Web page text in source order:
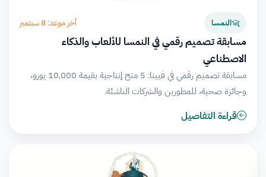
النمسا آخر موعد: 8 سبتمبر
مسابقة تصميم رقمي في النمسا للألعاب والذكاء
الاصطناعي
مسابقة تصميم رقمي في فيينا: 5 منح إنتاجية بقيمة 10,000 يورو،
وجائزة صحية، للمطورين والشركات الناشئة.
قراءة التفاصيل